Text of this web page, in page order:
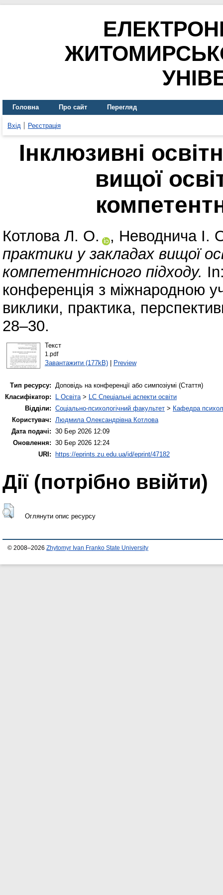
Головна Про сайт Перегляд
Вхід Реєстрація
Інклюзивні
вищої
Котлова Л. О. , Неводнича І.
практики у закладах вищої
компетентнісного підходу.
конференція з міжнародною
виклики, практика,
28–30.
Текст
1.pdf
Завантажити (177kB)| Preview
Тип ресурсу: Доповідь на конференції або симпозіумі (Стаття)
Класифікатор:
L Освіта> LC Спеціальні аспекти освіти
Відділи: Соціально-психологічний факультет > Кафедра
Користувач: Людмила Олександрівна Котлова
Дата подачі: 30 Бер 2026 12:09
Оновлення: 30 Бер 2026 12:24
URI:
https://eprints.zu.edu.ua/id/eprint/47182
Дії ​​(потрібно ввійти)
Оглянути опис ресурсу
© 2008–2026 Zhytomyr Ivan Franko State University